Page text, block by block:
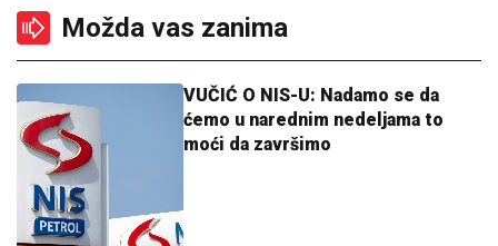
Možda vas zanima
VUČIĆ O NIS-U: Nadamo se da
ćemo u narednim nedeljama to
moći da završimo